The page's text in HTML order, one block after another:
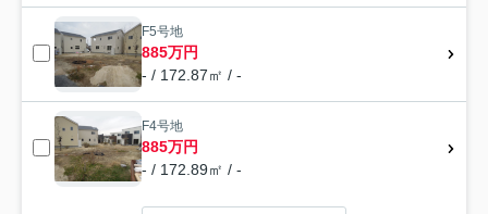
F5号地
885万円
- / 172.87㎡ / -
F4号地
885万円
- / 172.89㎡ / -